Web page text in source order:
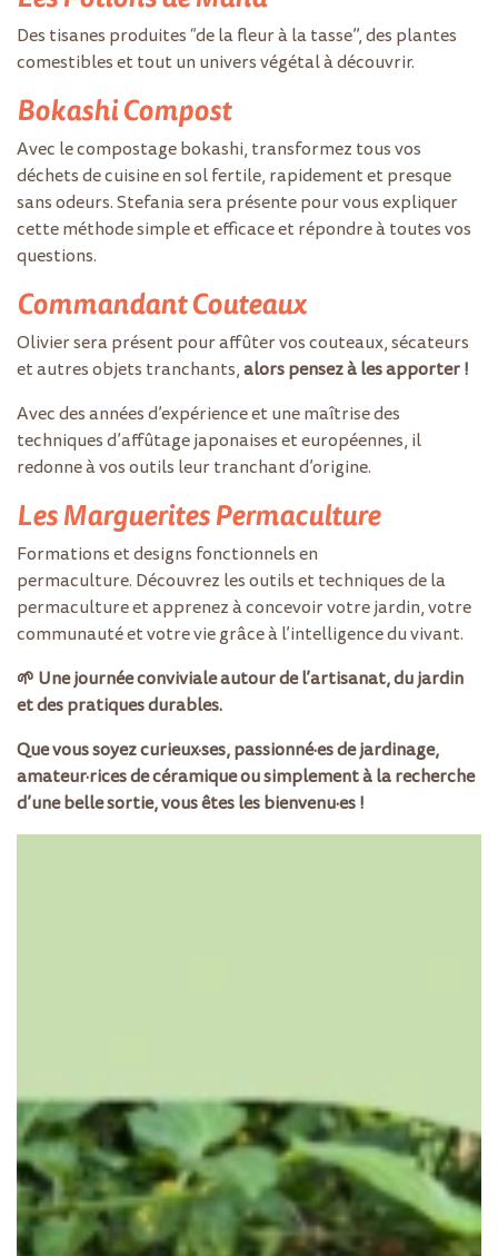
Des tisanes produites “de la fleur à la tasse”, des plantes
comestibles et tout un univers végétal à découvrir.
Bokashi Compost
Avec le compostage bokashi, transformez tous vos
déchets de cuisine en sol fertile, rapidement et presque
sans odeurs. Stefania sera présente pour vous expliquer
cette méthode simple et efficace et répondre à toutes vos
questions.
Commandant Couteaux
Olivier sera présent pour affûter vos couteaux, sécateurs
et autres objets tranchants,alors pensez à les apporter !
Avec des années d’expérience et une maîtrise des
techniques d’affûtage japonaises et européennes, il
redonne à vos outils leur tranchant d’origine.
Les Marguerites Permaculture
Formations et designs fonctionnels en
permaculture. Découvrez les outils et techniques de la
permaculture et apprenez à concevoir votre jardin, votre
communauté et votre vie grâce à l’intelligence du vivant.
🌱 Une journée conviviale autour de l’artisanat, du jardin
et des pratiques durables.
Que vous soyez curieux·ses, passionné·es de jardinage,
amateur·rices de céramique ou simplement à la recherche
d’une belle sortie, vous êtes les bienvenu·es !